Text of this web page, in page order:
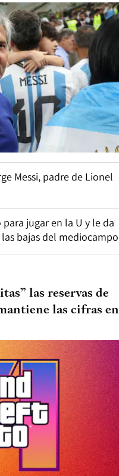
Messi, padre de Lionel
jugar en la U y le da
bajas del mediocampo
las reservas de
las cifras en